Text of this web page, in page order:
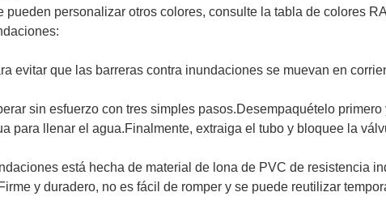
pueden personalizar otros colores, consulte la tabla de colores
evitar que las barreras contra inundaciones se muevan en
sin esfuerzo con tres simples pasos.Desempaquételo
para llenar el agua.Finalmente, extraiga el tubo y bloquee la
está hecha de material de lona de PVC de resistencia
y duradero, no es fácil de romper y se puede reutilizar